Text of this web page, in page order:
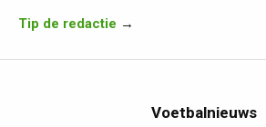
Tip de redactie →
Voetbalnieuws